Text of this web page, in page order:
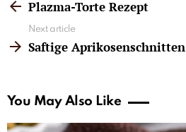
morePlazma-Torte Rezept
Next article
Saftige Aprikosenschnitten
You May Also Like